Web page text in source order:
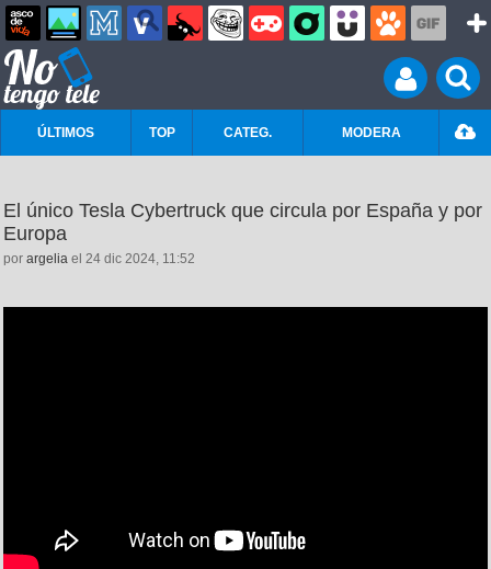
ÚLTIMOS TOP CATEG. MODERA
El único Tesla Cybertruck que circula por España y por
Europa
por argelia el 24 dic 2024, 11:52